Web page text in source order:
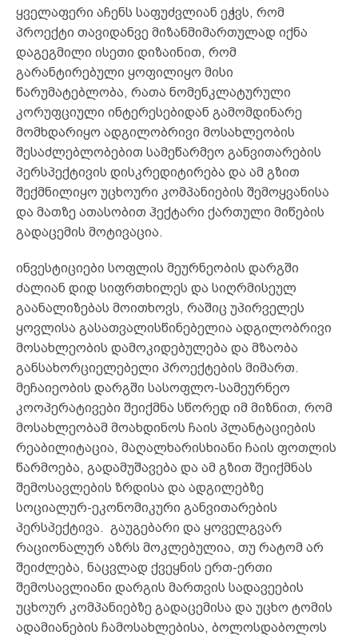
ყველაფერი აჩენს საფუძვლიან ეჭვს, რომ
პროექტი თავიდანვე მიზანმიმართულად იქნა
დაგეგმილი ისეთი დიზაინით, რომ
გარანტირებული ყოფილიყო მისი
წარუმატებლობა, რათა ნომენკლატურული
კორუფციული ინტერესებიდან გამომდინარე
მომხდარიყო ადგილობრივი მოსახლეობის
შესაძლებლობებით სამეწარმეო განვითარების
პერსპექტივის დისკრედიტირება და ამ გზით
შექმნილიყო უცხოური კომპანიების შემოყვანისა
და მათზე ათასობით ჰექტარი ქართული მიწების
გადაცემის მოტივაცია.
ინვესტიციები სოფლის მეურნეობის დარგში
ძალიან დიდ სიფრთხილეს და სიღრმისეულ
გაანალიზებას მოითხოვს, რაშიც უპირველეს
ყოვლისა გასათვალისწინებელია ადგილობრივი
მოსახლეობის დამოკიდებულება და მზაობა
განსახორციელებელი პროექტების მიმართ.
მეჩაიეობის დარგში სასოფლო-სამეურნეო
კოოპერატივები შეიქმნა სწორედ იმ მიზნით, რომ
მოსახლეობამ მოახდინოს ჩაის პლანტაციების
რეაბილიტაცია, მაღალხარისხიანი ჩაის ფოთლის
წარმოება, გადამუშავება და ამ გზით შეიქმნას
შემოსავლების ზრდისა და ადგილებზე
სოციალურ-ეკონომიკური განვითარების
პერსპექტივა. გაუგებარი და ყოველგვარ
რაციონალურ აზრს მოკლებულია, თუ რატომ არ
შეიძლება, ნაცვლად ქვეყნის ერთ-ერთი
შემოსავლიანი დარგის მართვის სადავეების
უცხოურ კომპანიებზე გადაცემისა და უცხო ტომის
ადამიანების ჩამოსახლებისა, ბოლოსდაბოლოს